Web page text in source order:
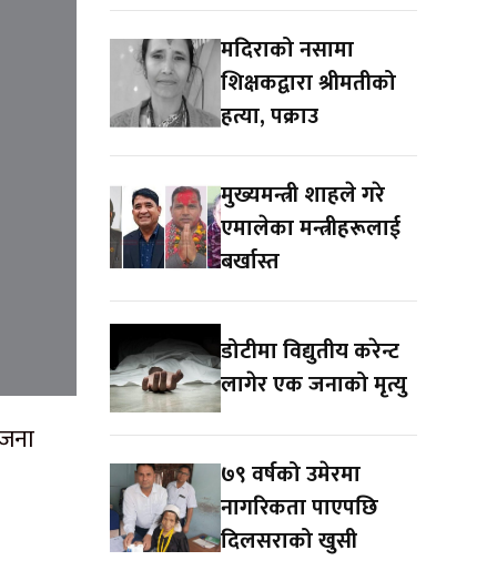
मदिराको नसामा
शिक्षकद्वारा श्रीमतीको
हत्या, पक्राउ
मुख्यमन्त्री शाहले गरे
एमालेका मन्त्रीहरूलाई
बर्खास्त
डोटीमा विद्युतीय करेन्ट
लागेर एक जनाको मृत्यु
७९ वर्षको उमेरमा
नागरिकता पाएपछि
दिलसराको खुसी